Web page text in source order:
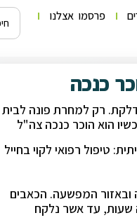
פרסמו אצלנו
כנכה
רק למחרת פונה לבית
הוא הוכר כנכה צה"ל
טיפול רפואי לקוי בחייל
המפשעה. הכאבים
שעות, עד אשר נלקח